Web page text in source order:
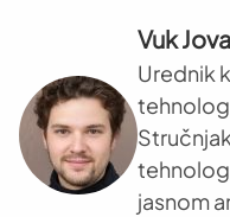
Vuk
Urednik
jasnom